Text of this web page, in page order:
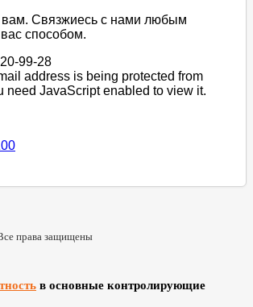
Связжиесь с нами любым
способом.
99-28
address is being protected from
need JavaScript enabled to view it.
права защищены
в основные контролирующие